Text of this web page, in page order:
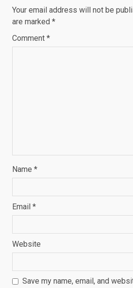
Your email address will not be
are marked *
Comment *
Name *
Email *
Website
Save my name, email, and